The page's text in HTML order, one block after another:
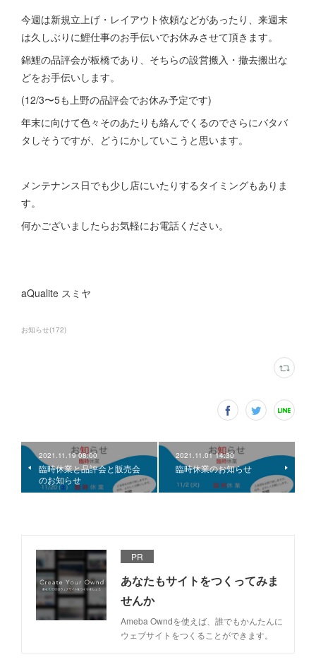
今週は新規立上げ・レイアウト依頼などがあったり、来週末
は久しぶりに鯉仕事のお手伝いでお休みさせて頂きます。
錦鯉の品評会が板橋であり、そちらの設営搬入・撤去搬出な
どをお手伝いします。
(12/3〜5も上野の品評会でお休み予定です)
年末に向けて色々そのあたりも絡んでくるのでさらにバタバ
タしそうですが、どうにかしていこうと思います。
メンテナンス日でも少し店にいたりするタイミングもありま
す。
何かございましたらお気軽にお電話ください。
aQualite スミヤ
お知らせ(172)
2021.11.19 08:00
臨時休業と品評会と販売会
のお知らせ
2021.11.01 14:30
臨時休業のお知らせ
PR
あなたもサイトをつくってみま
せんか
Ameba Owndを使えば、誰でもかんたんに
ウェブサイトをつくることができます。